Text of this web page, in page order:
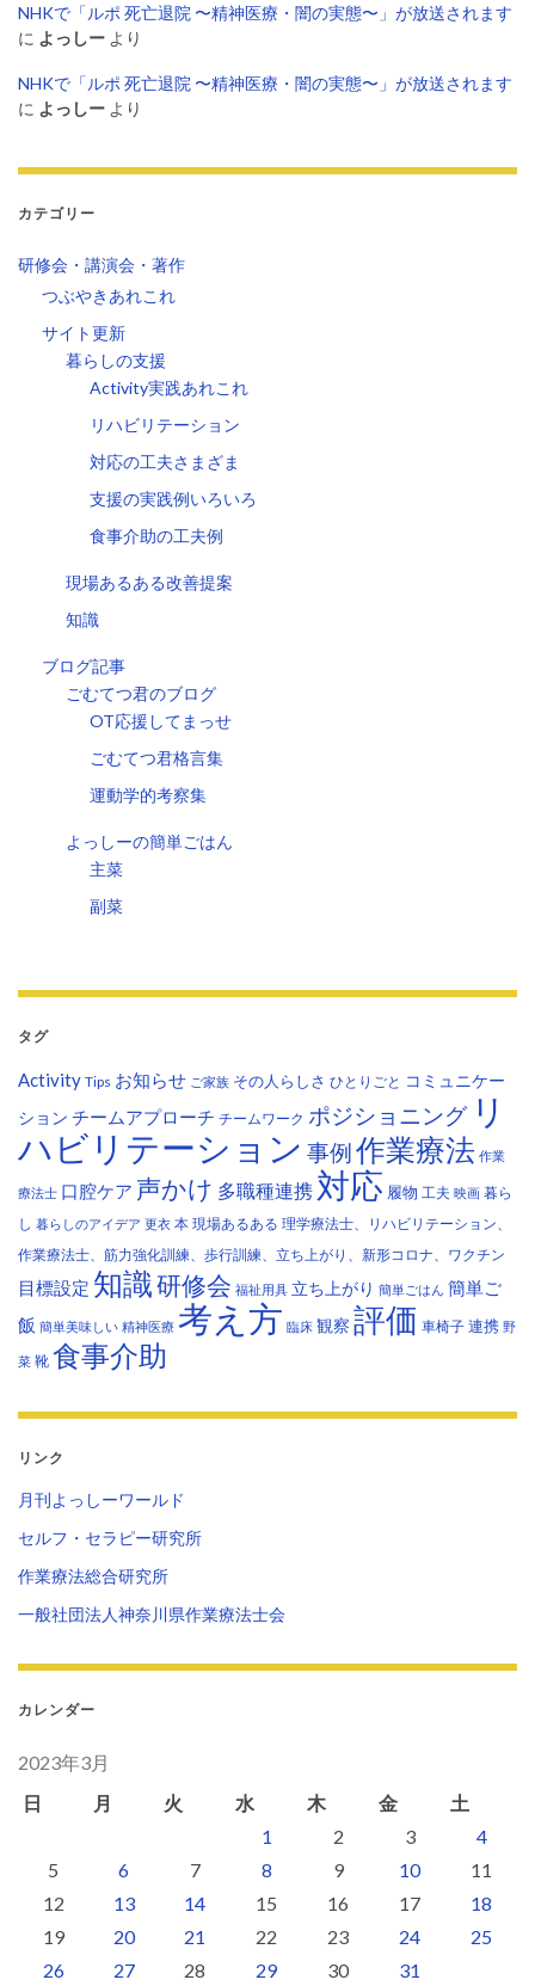
NHKで「ルポ 死亡退院 〜精神医療・闇の実態〜」が放送されます
に よっしー より
NHKで「ルポ 死亡退院 〜精神医療・闇の実態〜」が放送されます
に よっしー より
カテゴリー
研修会・講演会・著作
つぶやきあれこれ
サイト更新
暮らしの支援
Activity実践あれこれ
リハビリテーション
対応の工夫さまざま
支援の実践例いろいろ
食事介助の工夫例
現場あるある改善提案
知識
ブログ記事
ごむてつ君のブログ
OT応援してまっせ
ごむてつ君格言集
運動学的考察集
よっしーの簡単ごはん
主菜
副菜
タグ
Activity Tips お知らせ ご家族 その人らしさ ひとりごと コミュニケー
ション チームアプローチ チームワーク ポジショニング リ
ハビリテーション 事例作業療法 作業
療法士 口腔ケア 声かけ 多職種連携 対応 履物 工夫 映画 暮ら
し 暮らしのアイデア 更衣 本 現場あるある 理学療法士、リハビリテーション、
作業療法士、筋力強化訓練、歩行訓練、立ち上がり、新形コロナ、ワクチン
目標設定 知識研修会 福祉用具 立ち上がり 簡単ごはん 簡単ご
飯 簡単美味しい 精神医療 考え方 臨床 観察 評価 車椅子 連携 野
菜 靴 食事介助
リンク
月刊よっしーワールド
セルフ・セラピー研究所
作業療法総合研究所
一般社団法人神奈川県作業療法士会
カレンダー
2023年3月
日
月 火 水 木 金
土
1
2 3
4
5
6 7 8 9 10
11
12
13 14 15 16 17
18
19
20 21 22 23 24
25
26
27 28 29 30
31